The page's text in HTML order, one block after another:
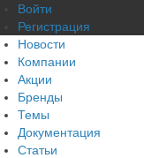
Войти
Регистрация
Новости
Компании
Акции
Бренды
Темы
Документация
Статьи